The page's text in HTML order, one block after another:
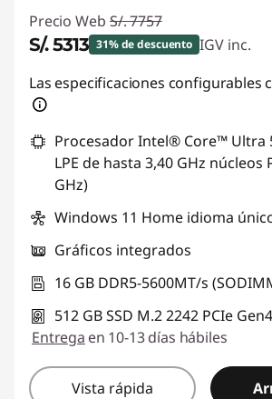
Precio Web S/. 7757
S/. 5313 31% de descuento IGV inc.
Ahorros instantáneos :-S/. 2444
Las especificaciones configurables
Procesador Intel® Core™ Ultra
LPE de hasta 3,40 GHz núcleos
GHz)
Windows 11 Home idioma
Gráficos integrados
16 GB DDR5-5600MT/s
512 GB SSD M.2 2242 PCIe
Entrega en 10-13 días hábiles
Vista rápida